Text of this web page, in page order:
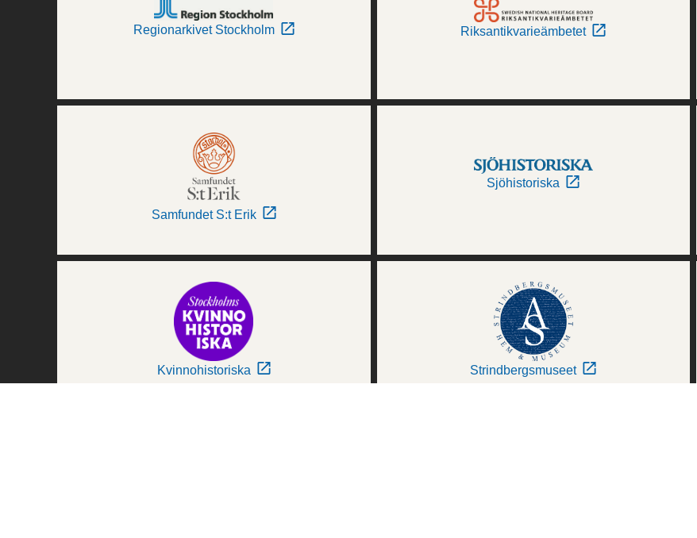
Regionarkivet Stockholm Riksantikvarieämbetet
Samfundet S:t Erik
Sjöhistoriska
Kvinnohistoriska Strindbergsmuseet